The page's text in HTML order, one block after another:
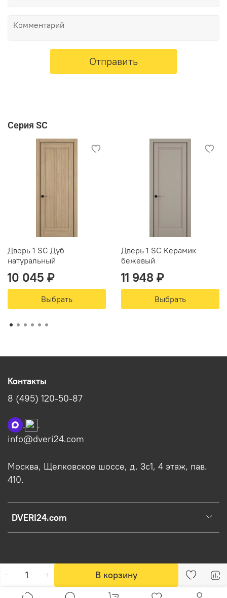
В корзину
Отправить
Серия SC
Дверь 1 SC Дуб
натуральный
10 045 ₽
Выбрать
Дверь 1 SC Керамик
бежевый
11 948 ₽
Выбрать
DVERI24.com
Контакты
8 (495) 120-50-87
info@dveri24.com
Москва, Щелковское шоссе, д. 3с1, 4 этаж, пав.
410.